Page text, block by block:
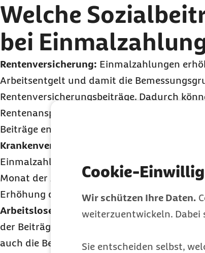
Cookie-
Wir schützen Ihre Daten.
weiterzuentwickeln. Dabei
Sie entscheiden selbst,
Welche
bei
Rentenversicherung: Einmalzahlungen
Arbeitsentgelt und damit die
Rentenversicherungsbeiträge. Dadurch
Rentenansprüche der Beschäftigten
Beiträge entsprechend abführen.
Krankenversicherung:
Einmalzahlungen als beitragspflichtiges
Monat der Auszahlung abzuführen. Dies
Erhöhung der Beitragssumme führen.
Arbeitslosenversicherung:
der Beiträge zur Arbeitslosenversicherung
auch die Bemessungsgrundlage für